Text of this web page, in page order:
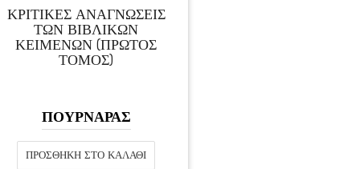
ΚΡΙΤΙΚΕΣ ΑΝΑΓΝΩΣΕΙΣ
ΤΩΝ ΒΙΒΛΙΚΩΝ
ΚΕΙΜΕΝΩΝ (ΠΡΩΤΟΣ
ΤΟΜΟΣ)
ΠΟΥΡΝΑΡΑΣ
ΠΡΟΣΘΉΚΗ ΣΤΟ ΚΑΛΆΘΙ